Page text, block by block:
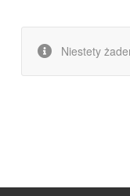
Niestety